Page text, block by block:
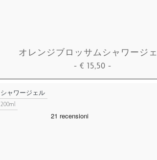
オレンジブロッサムシャワージ
-€ 15,50 -
シャワージェル
200ml